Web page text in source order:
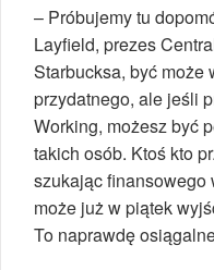
– Próbujemy tu
Layfield, prezes
Starbucksa, być może
przydatnego, ale jeśli
Working, możesz być
takich osób. Ktoś kto
szukając finansowego
może już w piątek
To naprawdę